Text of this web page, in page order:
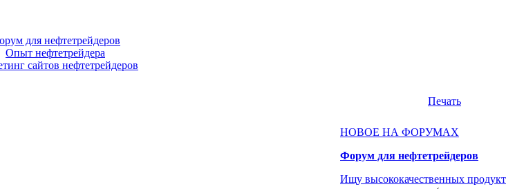
для нефтетрейдеров
Опыт нефтетрейдера
сайтов нефтетрейдеров
Печать
НОВОЕ НА ФОРУМАХ
Форум для нефтетрейдеров
Ищу высококачественных продукт